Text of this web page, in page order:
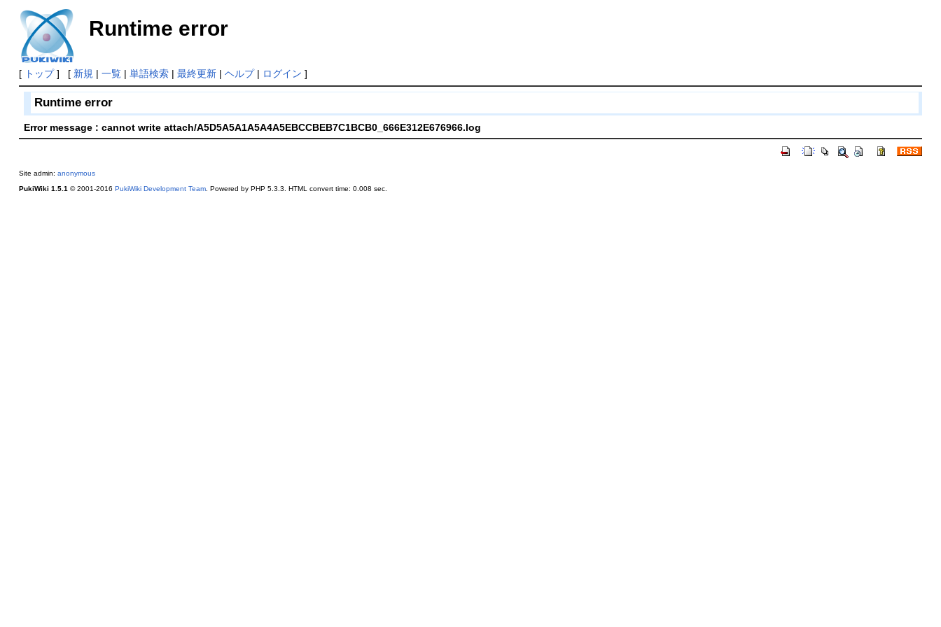
Runtime error
[ トップ] [ 新規 | 一覧| 単語検索| 最終更新| ヘルプ| ログイン ]
Runtime error
Error message : cannot write attach/A5D5A5A1A5A4A5EBCCBEB7C1BCB0_666E312E676966.log
Site admin: anonymous
PukiWiki 1.5.1© 2001-2016 PukiWiki Development Team. Powered by PHP 5.3.3. HTML convert time: 0.008 sec.